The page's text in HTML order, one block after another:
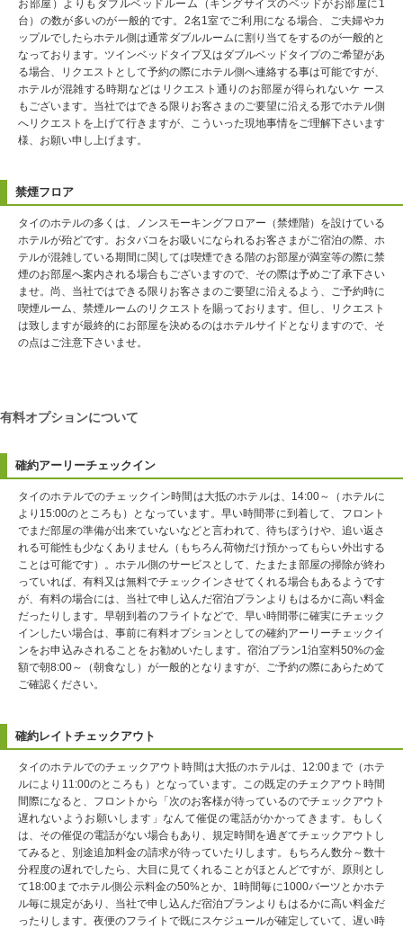
お部屋）よりもダブルベッドルーム（キングサイズのベッドがお部屋に1
台）の数が多いのが一般的です。2名1室でご利用になる場合、ご夫婦やカ
ップルでしたらホテル側は通常ダブルルームに割り当てをするのが一般的と
なっております。ツインベッドタイプ又はダブルベッドタイプのご希望があ
る場合、リクエストとして予約の際にホテル側へ連絡する事は可能ですが、
ホテルが混雑する時期などはリクエスト通りのお部屋が得られないケ ース
もございます。当社ではできる限りお客さまのご要望に沿える形でホテル側
へリクエストを上げて行きますが、こういった現地事情をご理解下さいます
様、お願い申し上げます。
禁煙フロア
タイのホテルの多くは、ノンスモーキングフロアー（禁煙階）を設けている
ホテルが殆どです。おタバコをお吸いになられるお客さまがご宿泊の際、ホ
テルが混雑している期間に関しては喫煙できる階のお部屋が満室等の際に禁
煙のお部屋へ案内される場合もございますので、その際は予めご了承下さい
ませ。尚、当社ではできる限りお客さまのご要望に沿えるよう、ご予約時に
喫煙ルーム、禁煙ルームのリクエストを賜っております。但し、リクエスト
は致しますが最終的にお部屋を決めるのはホテルサイドとなりますので、そ
の点はご注意下さいませ。
有料オプションについて
確約アーリーチェックイン
タイのホテルでのチェックイン時間は大抵のホテルは、14:00～（ホテルに
より15:00のところも）となっています。早い時間帯に到着して、フロント
でまだ部屋の準備が出来ていないなどと言われて、待ちぼうけや、追い返さ
れる可能性も少なくありません（もちろん荷物だけ預かってもらい外出する
ことは可能です）。ホテル側のサービスとして、たまたま部屋の掃除が終わ
っていれば、有料又は無料でチェックインさせてくれる場合もあるようです
が、有料の場合には、当社で申し込んだ宿泊プランよりもはるかに高い料金
だったりします。早朝到着のフライトなどで、早い時間帯に確実にチェック
インしたい場合は、事前に有料オプションとしての確約アーリーチェックイ
ンをお申込みされることをお勧めいたします。宿泊プラン1泊室料50%の金
額で朝8:00～（朝食なし）が一般的となりますが、ご予約の際にあらためて
ご確認ください。
確約レイトチェックアウト
タイのホテルでのチェックアウト時間は大抵のホテルは、12:00まで（ホテ
ルにより11:00のところも）となっています。この既定のチェクアウト時間
間際になると、フロントから「次のお客様が待っているのでチェックアウト
遅れないようお願いします」なんて催促の電話がかかってきます。もしく
は、その催促の電話がない場合もあり、規定時間を過ぎてチェックアウトし
てみると、別途追加料金の請求が待っていたりします。もちろん数分～数十
分程度の遅れでしたら、大目に見てくれることがほとんどですが、原則とし
て18:00までホテル側公示料金の50%とか、1時間毎に1000バーツとかホテ
ル毎に規定があり、当社で申し込んだ宿泊プランよりもはるかに高い料金だ
ったりします。夜便のフライトで既にスケジュールが確定していて、遅い時